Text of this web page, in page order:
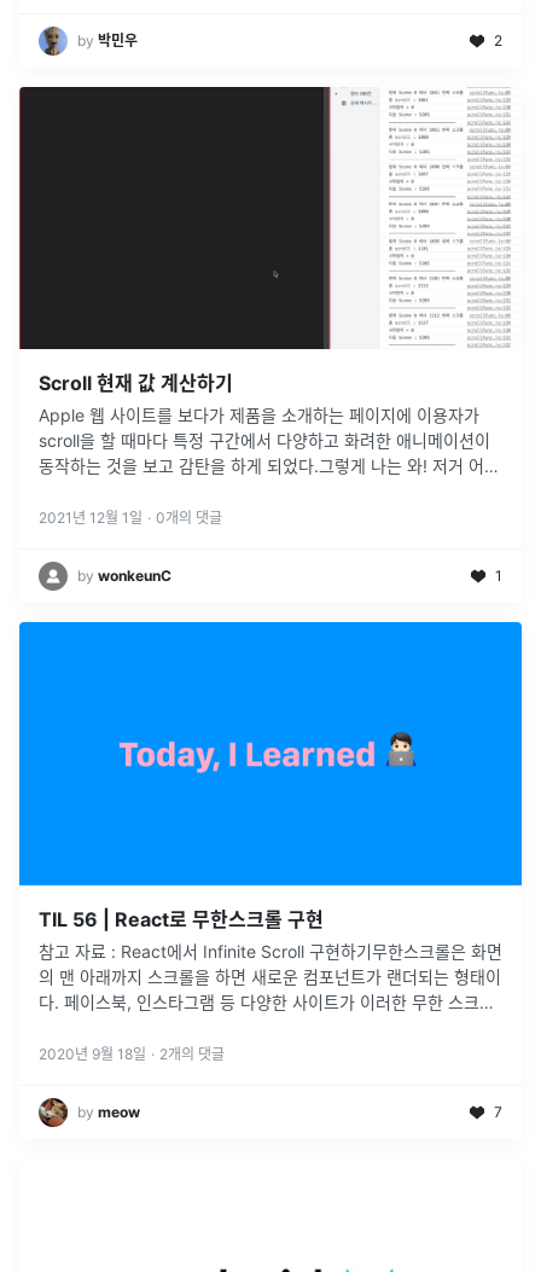
by 박민우 2
Scroll 현재 값 계산하기
Apple 웹 사이트를 보다가 제품을 소개하는 페이지에 이용자가
scroll을 할 때마다 특정 구간에서 다양하고 화려한 애니메이션이
동작하는 것을 보고 감탄을 하게 되었다.그렇게 나는 와! 저거 어떻
생...
2021년 12월 1일 · 0개의 댓글
by wonkeunC 1
TIL 56 | React로 무한스크롤 구현
참고 자료 : React에서 Infinite Scroll 구현하기무한스크롤은 화면
의 맨 아래까지 스크롤을 하면 새로운 컴포넌트가 랜더되는 형태이
다. 페이스북, 인스타그램 등 다양한 사이트가 이러한 무한 스크롤
2020년 9월 18일 · 2개의 댓글
by meow 7